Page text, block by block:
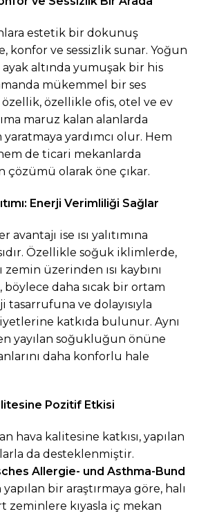
estetik bir dokunuş
konfor ve sessizlik sunar. Yoğun
altında yumuşak bir his
mükemmel bir ses
özellik, özellikle ofis, otel ve ev
maruz kalan alanlarda
yardımcı olur. Hem
de ticari mekanlarda
çözümü olarak öne çıkar.
Enerji Verimliliği Sağlar
ise ısı yalıtımına
Özellikle soğuk iklimlerde,
zemin üzerinden ısı kaybını
daha sıcak bir ortam
tasarrufuna ve dolayısıyla
katkıda bulunur. Aynı
yayılan soğukluğun önüne
daha konforlu hale
Pozitif Etkisi
hava kalitesine katkısı, yapılan
da desteklenmiştir.
Allergie- und Asthma-Bund
bir araştırmaya göre, halı
zeminlere kıyasla iç mekan